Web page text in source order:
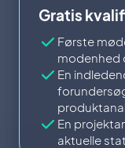
Gratis
Første
modenhed
En
En
aktuelle